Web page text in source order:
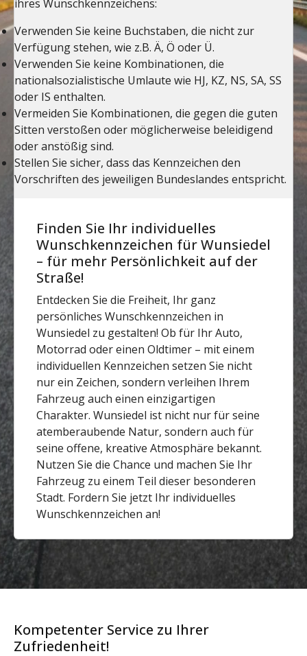
Finden Sie Ihr individuelles
Wunschkennzeichen für Wunsiedel
– für mehr Persönlichkeit auf der
Straße!
Entdecken Sie die Freiheit, Ihr ganz
persönliches Wunschkennzeichen in
Wunsiedel zu gestalten! Ob für Ihr Auto,
Motorrad oder einen Oldtimer – mit einem
individuellen Kennzeichen setzen Sie nicht
nur ein Zeichen, sondern verleihen Ihrem
Fahrzeug auch einen einzigartigen
Charakter. Wunsiedel ist nicht nur für seine
atemberaubende Natur, sondern auch für
seine offene, kreative Atmosphäre bekannt.
Nutzen Sie die Chance und machen Sie Ihr
Fahrzeug zu einem Teil dieser besonderen
Stadt. Fordern Sie jetzt Ihr individuelles
Wunschkennzeichen an!
Kompetenter Service zu Ihrer
Zufriedenheit!